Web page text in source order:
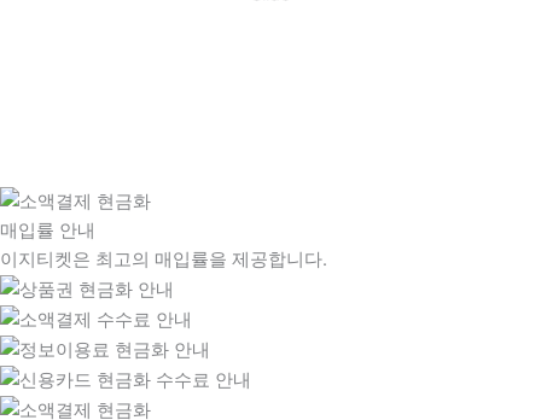
매입률 안내
이지티켓은 최고의 매입률을 제공합니다.